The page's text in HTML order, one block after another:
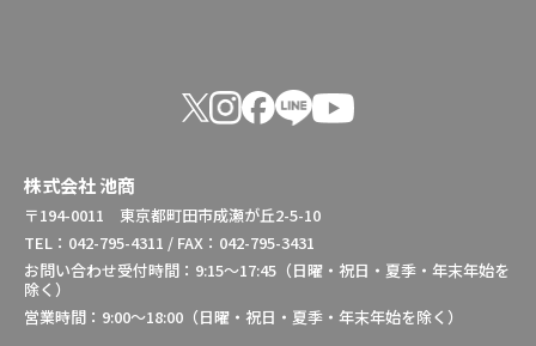
株式会社 池商
〒194-0011 東京都町田市成瀬が丘2-5-10
TEL：042-795-4311 / FAX：042-795-3431
お問い合わせ受付時間：9:15～17:45（日曜・祝日・夏季・年末年始を
除く）
営業時間：9:00～18:00（日曜・祝日・夏季・年末年始を除く）